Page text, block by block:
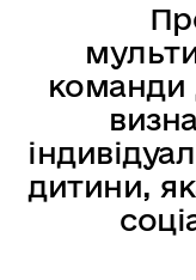
команди
дитини,